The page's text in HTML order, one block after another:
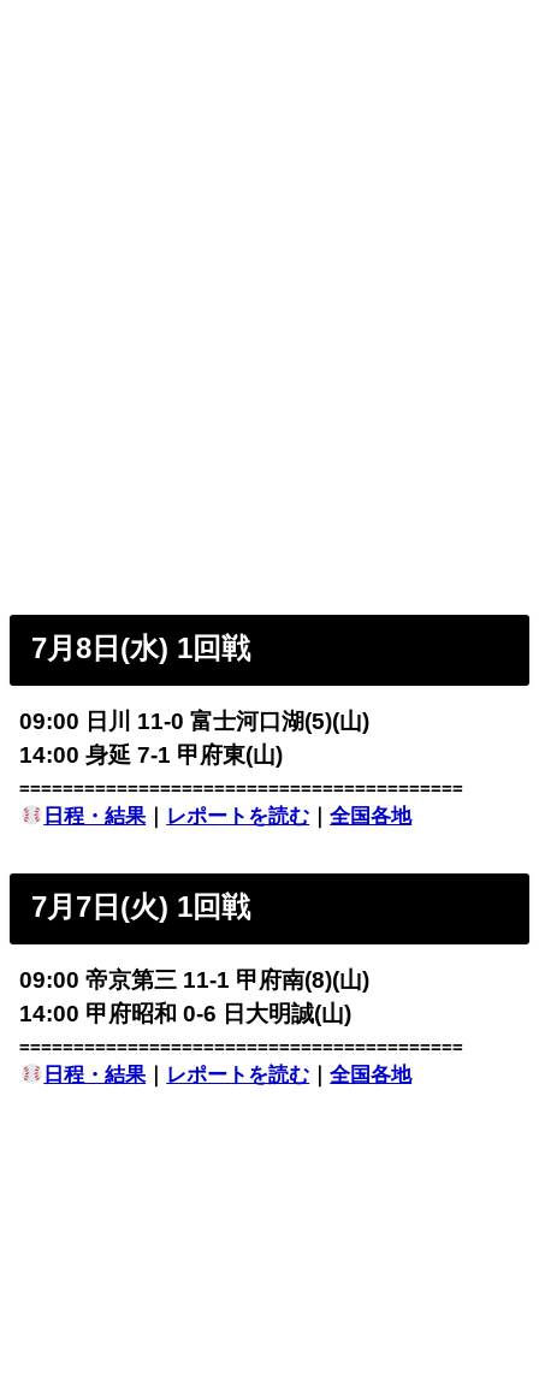
7月8日(水) 1回戦
09:00 日川 11-0 富士河口湖(5)(山)
14:00 身延 7-1 甲府東(山)
=========================================
日程・結果｜ レポートを読む ｜全国各地
7月7日(火) 1回戦
09:00 帝京第三 11-1 甲府南(8)(山)
14:00 甲府昭和 0-6 日大明誠(山)
=========================================
日程・結果｜ レポートを読む ｜全国各地